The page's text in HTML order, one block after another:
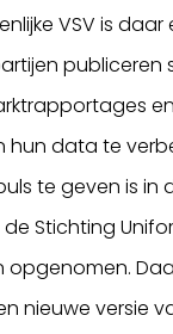
VSV is
publiceren
hun data te
te geven is in
Stichting
opgenomen.
nieuwe versie